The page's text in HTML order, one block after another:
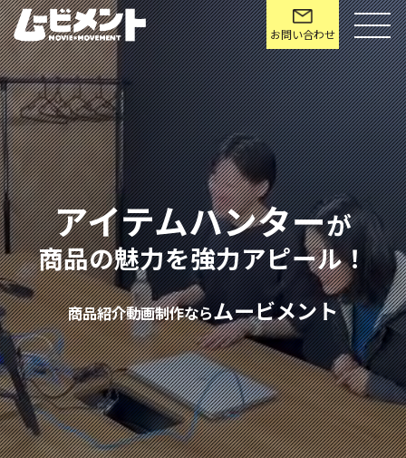
ジーケーライン商品紹介動画制作サー
お問い合わせ
アイテムハンターが
商品の魅力を強力アピール！
商品紹介動画制作ならムービメント